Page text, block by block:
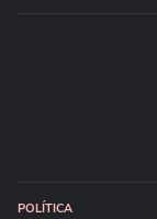
POLÍTICA